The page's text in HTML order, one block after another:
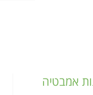
אמבטיה